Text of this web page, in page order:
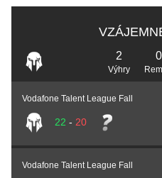
2
Výhry
0
Vodafone Talent League Fall
22 - 20
Vodafone Talent League Fall